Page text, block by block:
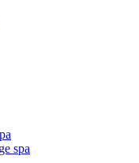
spa